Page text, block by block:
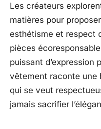
Les créateurs
matières pour
esthétisme et respect
pièces
puissant d’expression
vêtement raconte une
qui se veut
jamais sacrifier